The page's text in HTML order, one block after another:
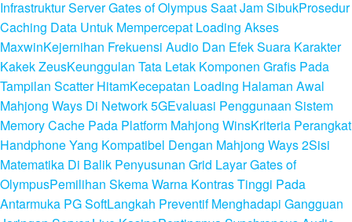
Infrastruktur Server Gates of Olympus Saat Jam SibukProsedur
Caching Data Untuk Mempercepat Loading Akses
MaxwinKejernihan Frekuensi Audio Dan Efek Suara Karakter
Kakek ZeusKeunggulan Tata Letak Komponen Grafis Pada
Tampilan Scatter HitamKecepatan Loading Halaman Awal
Mahjong Ways Di Network 5GEvaluasi Penggunaan Sistem
Memory Cache Pada Platform Mahjong WinsKriteria Perangkat
Handphone Yang Kompatibel Dengan Mahjong Ways 2Sisi
Matematika Di Balik Penyusunan Grid Layar Gates of
OlympusPemilihan Skema Warna Kontras Tinggi Pada
Antarmuka PG SoftLangkah Preventif Menghadapi Gangguan